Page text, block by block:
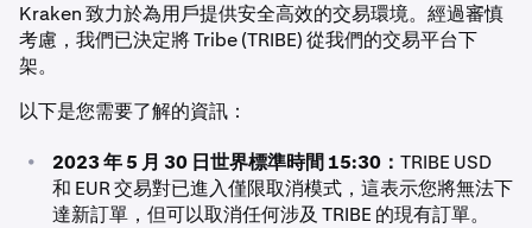
Kraken 致力於為用戶提供安全高效的交易環境。經過審慎
考慮，我們已決定將 Tribe (TRIBE) 從我們的交易平台下
架。
以下是您需要了解的資訊：
• 2023 年 5 月 30 日世界標準時間 15:30： TRIBE USD
和 EUR 交易對已進入僅限取消模式，這表示您將無法下
達新訂單，但可以取消任何涉及 TRIBE 的現有訂單。